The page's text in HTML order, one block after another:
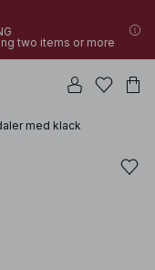
two items or more
med klack